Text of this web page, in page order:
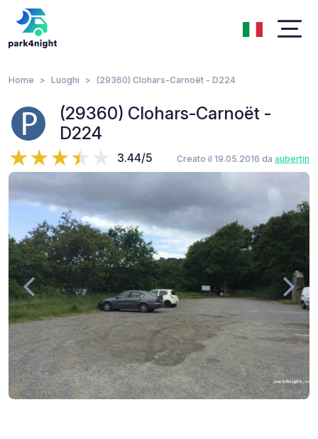
Home Luoghi (29360) Clohars-Carnoët - D224
(29360) Clohars-Carnoët -
D224
3.44/5 Creato il 19.05.2016 da aubertin